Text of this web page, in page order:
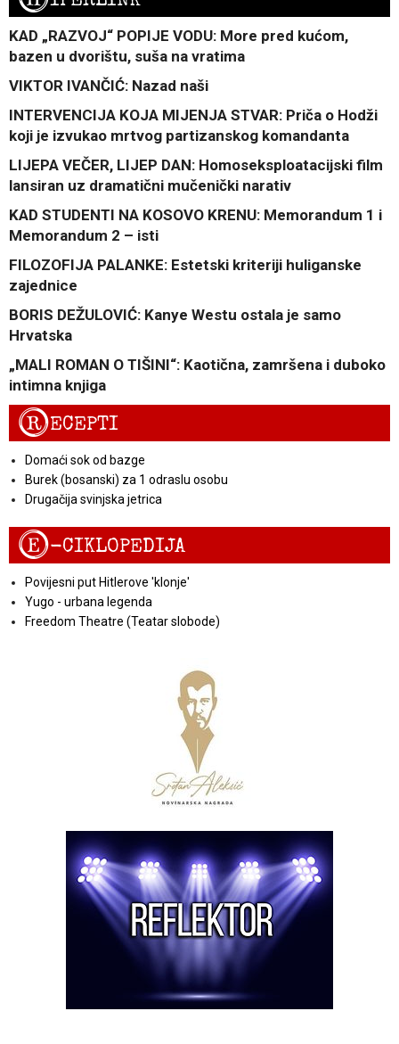
KAD „RAZVOJ“ POPIJE VODU: More pred kućom,
bazen u dvorištu, suša na vratima
VIKTOR IVANČIĆ: Nazad naši
INTERVENCIJA KOJA MIJENJA STVAR: Priča o Hodži
koji je izvukao mrtvog partizanskog komandanta
LIJEPA VEČER, LIJEP DAN: Homoseksploatacijski film
lansiran uz dramatični mučenički narativ
KAD STUDENTI NA KOSOVO KRENU: Memorandum 1 i
Memorandum 2 – isti
FILOZOFIJA PALANKE: Estetski kriteriji huliganske
zajednice
BORIS DEŽULOVIĆ: Kanye Westu ostala je samo
Hrvatska
„MALI ROMAN O TIŠINI“: Kaotična, zamršena i duboko
intimna knjiga
RECEPTI
Domaći sok od bazge
Burek (bosanski) za 1 odraslu osobu
Drugačija svinjska jetrica
E-CIKLOPEDIJA
Povijesni put Hitlerove 'klonje'
Yugo - urbana legenda
Freedom Theatre (Teatar slobode)